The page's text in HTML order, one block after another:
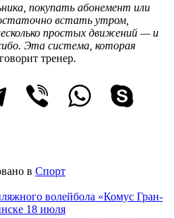
покупать абонемент или
встать утром,
простых движений — и
Эта система, которая
тренер.
в Спорт